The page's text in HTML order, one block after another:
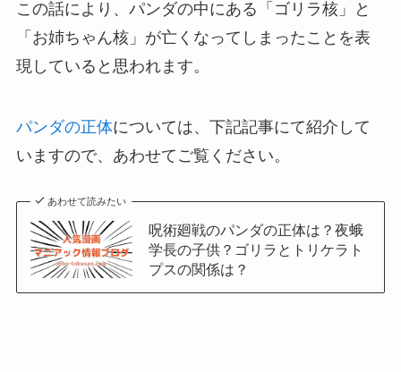
この話により、パンダの中にある「ゴリラ核」と
「お姉ちゃん核」が亡くなってしまったことを表
現していると思われます。
パンダの正体については、下記記事にて紹介して
いますので、あわせてご覧ください。
あわせて読みたい
呪術廻戦のパンダの正体は？夜蛾
学長の子供？ゴリラとトリケラト
プスの関係は？